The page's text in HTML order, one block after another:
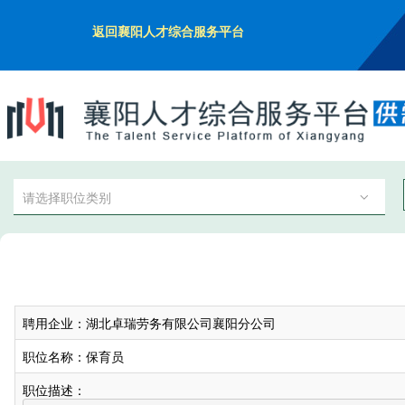
返回襄阳人才综合服务平台
请选择职位类别
聘用企业：湖北卓瑞劳务有限公司襄阳分公司
职位名称：保育员
职位描述：